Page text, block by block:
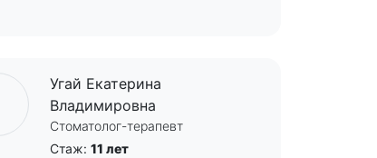
Угай Екатерина
Владимировна
Стоматолог-терапевт
Стаж: 11 лет